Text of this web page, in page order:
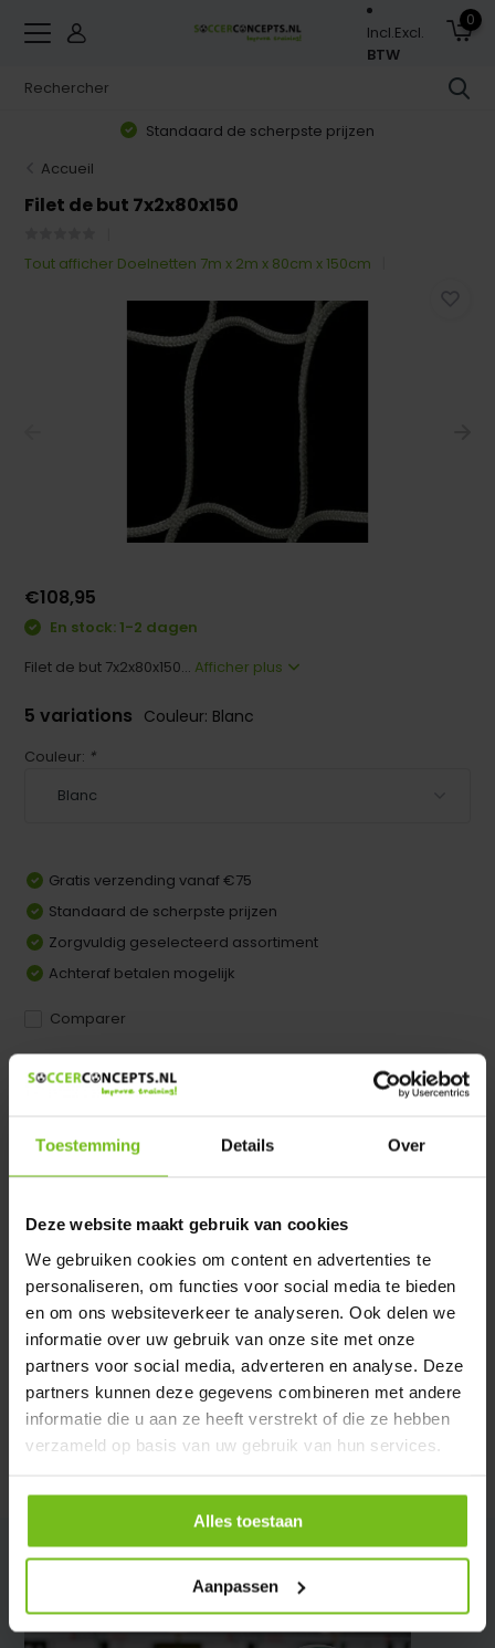
Toestemming Details Over
Deze website maakt gebruik van cookies
We gebruiken cookies om content en advertenties te
personaliseren, om functies voor social media te bieden
en om ons websiteverkeer te analyseren. Ook delen we
informatie over uw gebruik van onze site met onze
partners voor social media, adverteren en analyse. Deze
partners kunnen deze gegevens combineren met andere
informatie die u aan ze heeft verstrekt of die ze hebben
verzameld op basis van uw gebruik van hun services.
Alles toestaan
Aanpassen
Incl.Excl.
BTW
0
Standaard de scherpste prijzen
Accueil
Filet de but 7x2x80x150
Tout afficher Doelnetten 7m x 2m x 80cm x 150cm
€108,95
En stock: 1-2 dagen
Filet de but 7x2x80x150... Afficher plus
5 variations Couleur: Blanc
Couleur: *
Gratis verzending vanaf €75
Standaard de scherpste prijzen
Zorgvuldig geselecteerd assortiment
Achteraf betalen mogelijk
Comparer
Dir product is beschikbaar in de volgende varianten:
We helpen u graag met meer informatie
Description du produit
Spécifications
Évaluations